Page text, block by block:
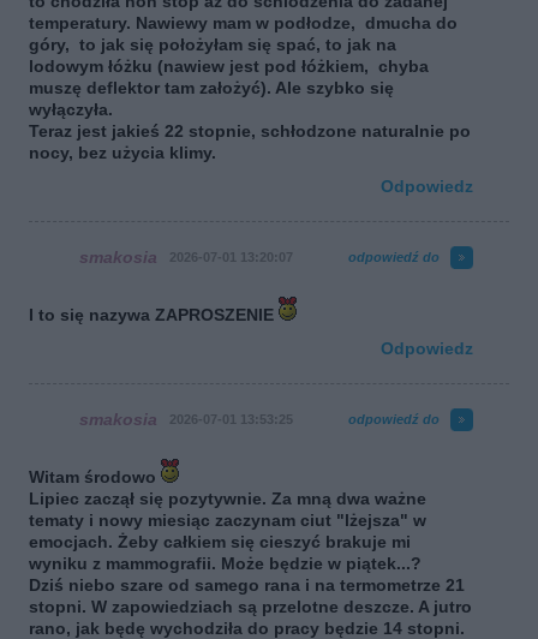
temperatury. Nawiewy mam w podłodze, dmucha do
góry, to jak się położyłam się spać, to jak na
lodowym łóżku (nawiew jest pod łóżkiem, chyba
muszę deflektor tam założyć). Ale szybko się
wyłączyła.
Teraz jest jakieś 22 stopnie, schłodzone naturalnie po
nocy, bez użycia klimy.
Odpowiedz
smakosia 2026-07-01 13:20:07 odpowiedź do
I to się nazywa ZAPROSZENIE
Odpowiedz
smakosia 2026-07-01 13:53:25 odpowiedź do
Witam środowo
Lipiec zaczął się pozytywnie. Za mną dwa ważne
tematy i nowy miesiąc zaczynam ciut "lżejsza" w
emocjach. Żeby całkiem się cieszyć brakuje mi
wyniku z mammografii. Może będzie w piątek...?
Dziś niebo szare od samego rana i na termometrze 21
stopni. W zapowiedziach są przelotne deszcze. A jutro
rano, jak będę wychodziła do pracy będzie 14 stopni.